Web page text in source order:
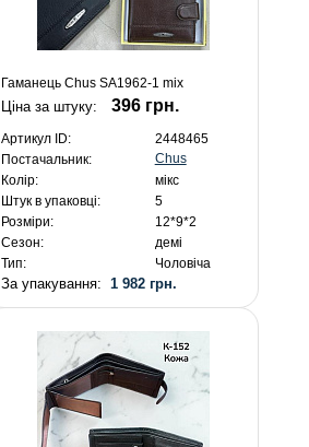
Гаманець Chus SA1962-1 mix
Ціна за штуку: 396 грн.
Артикул ID:
2448465
Постачальник:
Chus
Колір:
мікс
Штук в упаковці:
5
Розміри:
12*9*2
Сезон:
демі
Тип:
Чоловіча
За упакування: 1 982 грн.